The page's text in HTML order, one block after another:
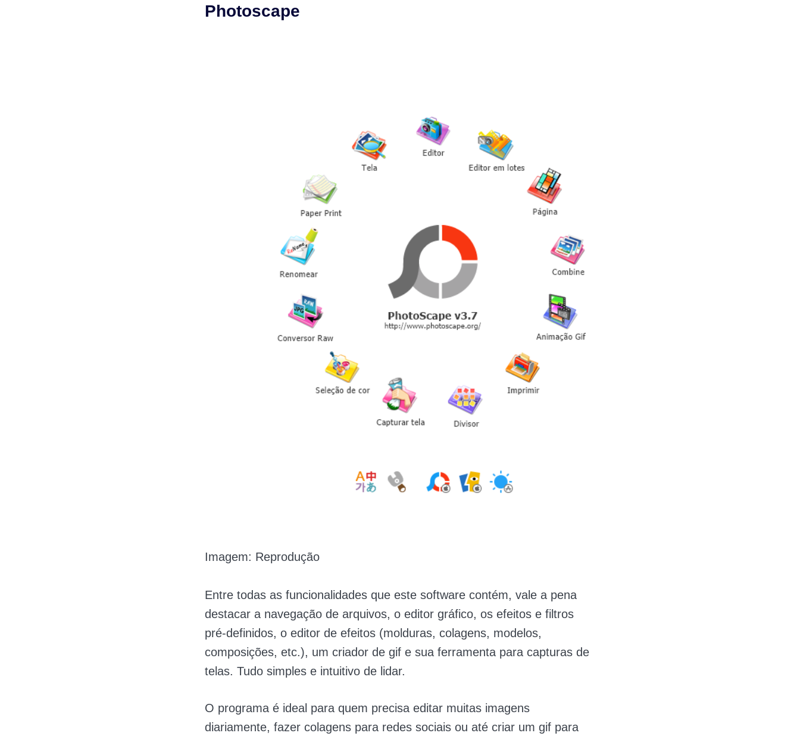
Photoscape
Imagem: Reprodução
Entre todas as funcionalidades que este software contém, vale a pena
destacar a navegação de arquivos, o editor gráfico, os efeitos e filtros
pré-definidos, o editor de efeitos (molduras, colagens, modelos,
composições, etc.), um criador de gif e sua ferramenta para capturas de
telas. Tudo simples e intuitivo de lidar.
O programa é ideal para quem precisa editar muitas imagens
diariamente, fazer colagens para redes sociais ou até criar um gif para